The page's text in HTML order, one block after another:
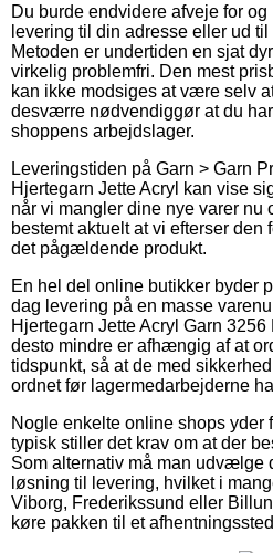
Du burde endvidere afveje for og
levering til din adresse eller ud
Metoden er undertiden en sjat
virkelig problemfri. Den mest
kan ikke modsiges at være selv
desværre nødvendiggør at du
shoppens arbejdslager.
Leveringstiden på Garn > Garn
Hjertegarn Jette Acryl kan vise
når vi mangler dine nye varer nu
bestemt aktuelt at vi efterser den
det pågældende produkt.
En hel del online butikker byder
dag levering på en masse
Hjertegarn Jette Acryl Garn
desto mindre er afhængig af at
tidspunkt, så at de med
ordnet før lagermedarbejderne
Nogle enkelte online shops yder
typisk stiller det krav om at der
Som alternativ må man udvælge
løsning til levering, hvilket i
Viborg, Frederikssund eller
køre pakken til et